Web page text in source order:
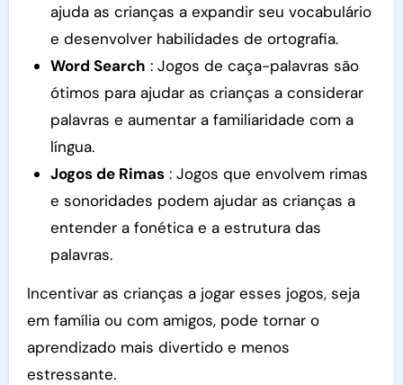
ajuda as crianças a expandir seu vocabulário
e desenvolver habilidades de ortografia.
Word Search : Jogos de caça-palavras são
ótimos para ajudar as crianças a considerar
palavras e aumentar a familiaridade com a
língua.
Jogos de Rimas: Jogos que envolvem rimas
e sonoridades podem ajudar as crianças a
entender a fonética e a estrutura das
palavras.
Incentivar as crianças a jogar esses jogos, seja
em família ou com amigos, pode tornar o
aprendizado mais divertido e menos
estressante.